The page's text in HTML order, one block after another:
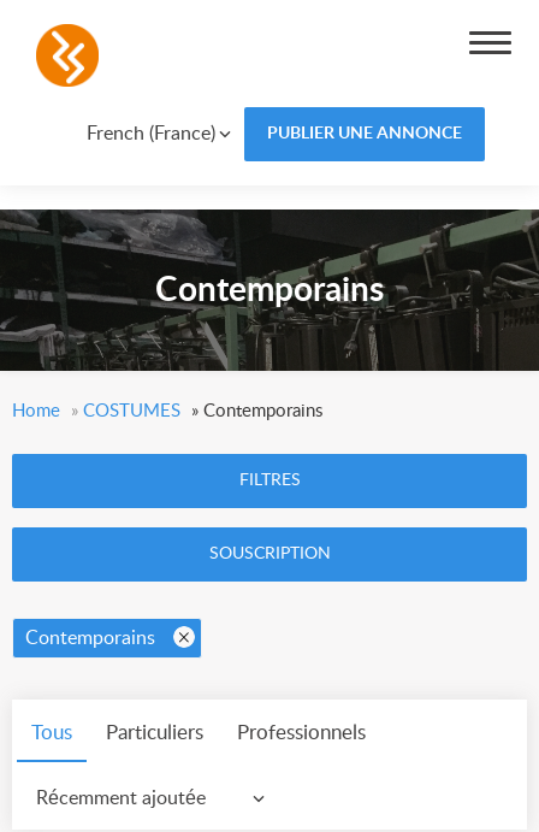
French (France) PUBLIER UNE ANNONCE
Contemporains
Home » COSTUMES » Contemporains
FILTRES
SOUSCRIPTION
Contemporains
Tous Particuliers Professionnels
Récemment ajoutée